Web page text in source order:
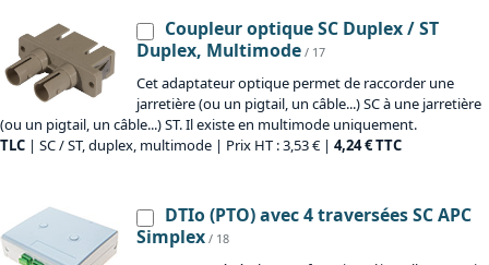
Coupleur optique SC Duplex / ST
Duplex, Multimode / 17
Cet adaptateur optique permet de raccorder une
jarretière (ou un pigtail, un câble...) SC à une jarretière
(ou un pigtail, un câble...) ST. Il existe en multimode uniquement.
TLC | SC / ST, duplex, multimode | Prix HT : 3,53 € | 4,24 € TTC
DTIo (PTO) avec 4 traversées SC APC
Simplex / 18